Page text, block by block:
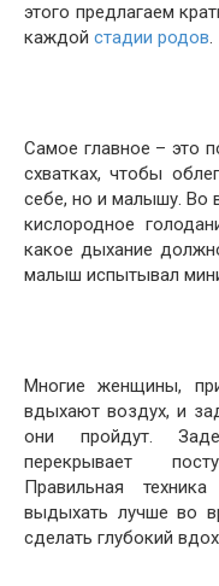
этого предлагаем
каждой стадии родов.
Самое главное – это
схватках, чтобы
себе, но и малышу. Во
кислородное
какое дыхание
малыш испытывал
Многие женщины,
вдыхают воздух, и
они пройдут.
перекрывает
Правильная
выдыхать лучше во
сделать глубокий